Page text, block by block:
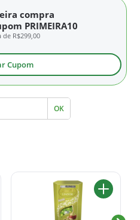
compra
PRIMEIRA10
de R$299,00
Cupom
OK